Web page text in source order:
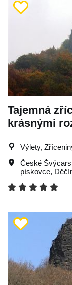
Tajemná
krásnými
Výlety,
České
pískovce,